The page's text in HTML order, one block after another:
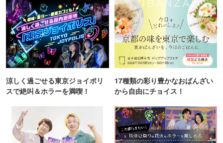
涼しく過ごせる東京ジョイポリ
スで絶叫＆ホラーを満喫！
17種類の彩り豊かなおばんざい
から自由にチョイス！